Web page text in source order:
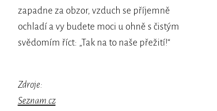
zapadne za obzor, vzduch se příjemně
ochladí a vy budete moci u ohně s čistým
svědomím říct: „Tak na to naše přežití!“
Zdroje:
Seznam.cz